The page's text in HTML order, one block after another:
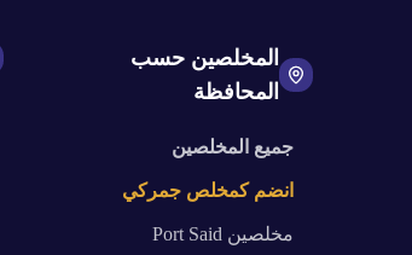
المخلصين حسب
المحافظة
جميع المخلصين
انضم كمخلص جمركي
مخلصين Port Said